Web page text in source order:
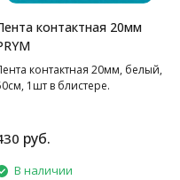
контактная 20мм
контактная 20мм, белый,
1шт в блистере.
руб.
В наличии